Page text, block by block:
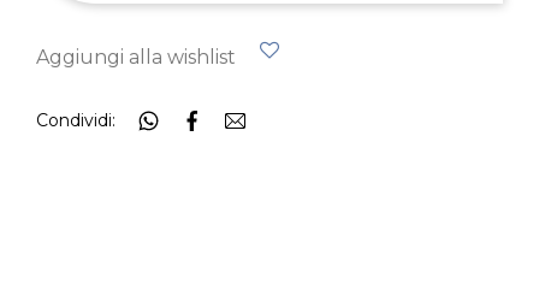
Aggiungi alla wishlist
Condividi: